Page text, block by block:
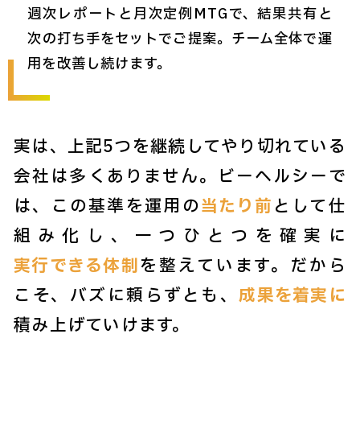
週次レポートと月次定例MTGで、結果共有と
次の打ち手をセットでご提案。チーム全体で運
用を改善し続けます。
実は、上記5つを継続してやり切れている
会社は多くありません。ビーヘルシーで
は、この基準を運用の当たり前として仕
組み化し、一つひとつを確実に
実行できる体制を整えています。だから
こそ、バズに頼らずとも、成果を着実に
積み上げていけます。